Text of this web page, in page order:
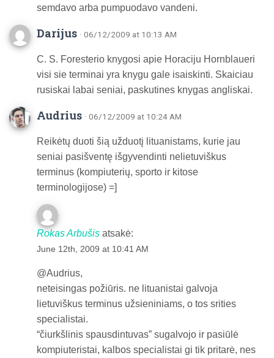
semdavo arba pumpuodavo vandeni.
Darijus · 06/12/2009 at 10:13 AM
C. S. Foresterio knygosi apie Horaciju Hornblaueri
visi sie terminai yra knygu gale isaiskinti. Skaiciau
rusiskai labai seniai, paskutines knygas angliskai.
Audrius · 06/12/2009 at 10:24 AM
Reikėtų duoti šią užduotį lituanistams, kurie jau
seniai pasišventę išgyvendinti nelietuviškus
terminus (kompiuterių, sporto ir kitose
terminologijose) =]
Rokas Arbušis atsakė:
June 12th, 2009 at 10:41 AM
@Audrius,
neteisingas požiūris. ne lituanistai galvoja
lietuviškus terminus užsieniniams, o tos srities
specialistai.
“čiurkšlinis spausdintuvas” sugalvojo ir pasiūlė
kompiuteristai, kalbos specialistai gi tik pritarė, nes